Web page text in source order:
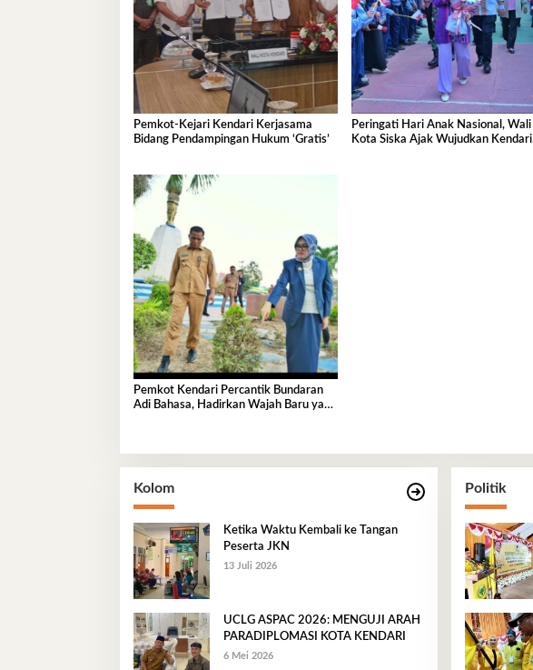
Pemkot-Kejari Kendari Kerjasama
Bidang Pendampingan Hukum ‘Gratis’
Peringati Hari Anak Nasional, Wali
Kota Siska Ajak Wujudkan Kendari
Pemkot Kendari Percantik Bundaran
Adi Bahasa, Hadirkan Wajah Baru yang
Kolom
Ketika Waktu Kembali ke Tangan
Peserta JKN
13 Juli 2026
UCLG ASPAC 2026: MENGUJI ARAH
PARADIPLOMASI KOTA KENDARI
6 Mei 2026
Politik